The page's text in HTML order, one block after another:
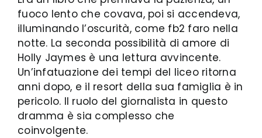
fuoco lento che covava, poi si accendeva,
illuminando l’oscurità, come fb2 faro nella
notte. La seconda possibilità di amore di
Holly Jaymes è una lettura avvincente.
Un’infatuazione dei tempi del liceo ritorna
anni dopo, e il resort della sua famiglia è in
pericolo. Il ruolo del giornalista in questo
dramma è sia complesso che
coinvolgente.